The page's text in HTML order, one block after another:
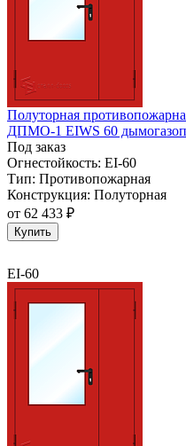
Полуторная
ДПМО-1 EIWS 60
Под заказ
Огнестойкость: EI-60
Тип: Противопожарная
Конструкция: Полуторная
от 62 433 ₽
Купить
EI-60